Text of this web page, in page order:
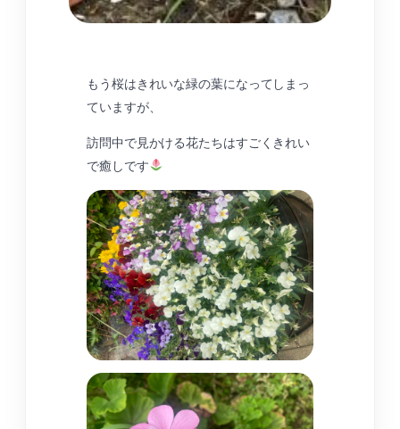
もう桜はきれいな緑の葉になってしまっ
ていますが、
訪問中で見かける花たちはすごくきれい
で癒しです